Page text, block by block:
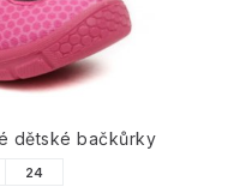
dětské bačkůrky
24